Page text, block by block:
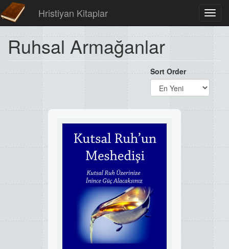
Hristiyan Kitaplar
Ruhsal Armağanlar
Sort Order